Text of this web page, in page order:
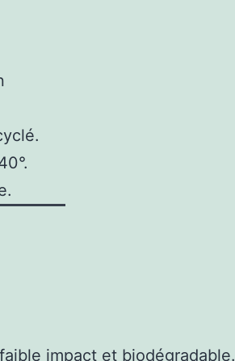
impact et biodégradable.